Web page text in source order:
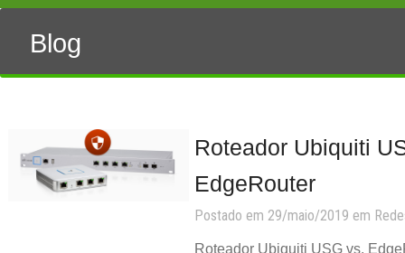
Blog
Roteador Ubiquiti
EdgeRouter
Postado em 29/maio/2019 em
Roteador Ubiquiti USG vs.